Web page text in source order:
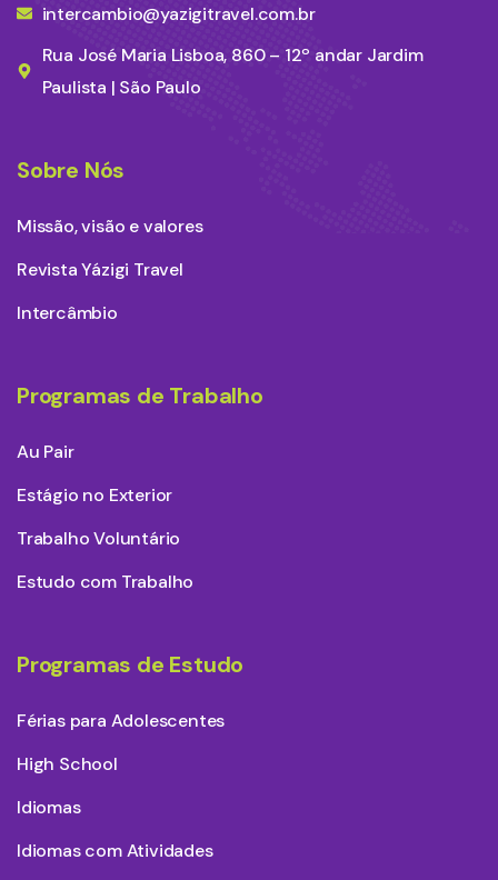
intercambio@yazigitravel.com.br
Rua José Maria Lisboa, 860 – 12º andar Jardim
Paulista | São Paulo
Sobre Nós
Missão, visão e valores
Revista Yázigi Travel
Intercâmbio
Programas de Trabalho
Au Pair
Estágio no Exterior
Trabalho Voluntário
Estudo com Trabalho
Programas de Estudo
Férias para Adolescentes
High School
Idiomas
Idiomas com Atividades